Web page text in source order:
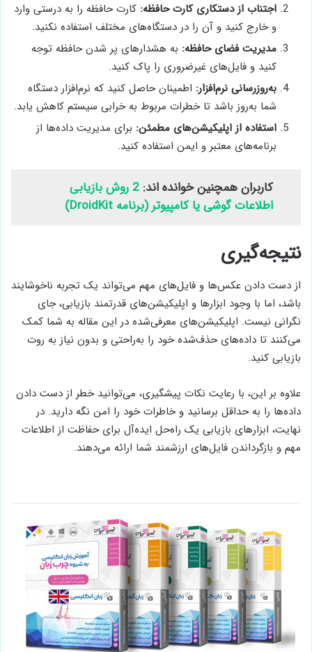
اجتناب از دستکاری کارت حافظه: کارت حافظه را به درستی وارد
و خارج کنید و آن را در دستگاه‌های مختلف استفاده نکنید.
مدیریت فضای حافظه: به هشدارهای پر شدن حافظه توجه
کنید و فایل‌های غیرضروری را پاک کنید.
به‌روزرسانی نرم‌افزار: اطمینان حاصل کنید که نرم‌افزار دستگاه
شما به‌روز باشد تا خطرات مربوط به خرابی سیستم کاهش یابد.
استفاده از اپلیکیشن‌های مطمئن: برای مدیریت داده‌ها از
برنامه‌های معتبر و ایمن استفاده کنید.
کاربران همچنین خوانده اند:
2 روش بازیابی
اطلاعات گوشی یا کامپیوتر (برنامه DroidKit)
نتیجه‌گیری
از دست دادن عکس‌ها و فایل‌های مهم می‌تواند یک تجربه ناخوشایند
باشد، اما با وجود ابزارها و اپلیکیشن‌های قدرتمند بازیابی، جای
نگرانی نیست. اپلیکیشن‌های معرفی‌شده در این مقاله به شما کمک
می‌کنند تا داده‌های حذف‌شده خود را به‌راحتی و بدون نیاز به روت
بازیابی کنید.
علاوه بر این، با رعایت نکات پیشگیری، می‌توانید خطر از دست دادن
داده‌ها را به حداقل برسانید و خاطرات خود را امن نگه دارید. در
نهایت، ابزارهای بازیابی یک راه‌حل ایده‌آل برای حفاظت از اطلاعات
مهم و بازگرداندن فایل‌های ارزشمند شما ارائه می‌دهند.